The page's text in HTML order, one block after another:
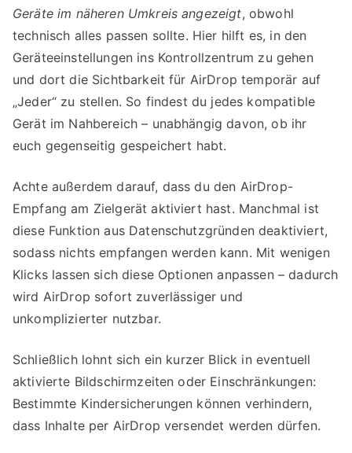
Geräte im näheren Umkreis angezeigt, obwohl
technisch alles passen sollte. Hier hilft es, in den
Geräteeinstellungen ins Kontrollzentrum zu gehen
und dort die Sichtbarkeit für AirDrop temporär auf
„Jeder“ zu stellen. So findest du jedes kompatible
Gerät im Nahbereich – unabhängig davon, ob ihr
euch gegenseitig gespeichert habt.
Achte außerdem darauf, dass du den AirDrop-
Empfang am Zielgerät aktiviert hast. Manchmal ist
diese Funktion aus Datenschutzgründen deaktiviert,
sodass nichts empfangen werden kann. Mit wenigen
Klicks lassen sich diese Optionen anpassen – dadurch
wird AirDrop sofort zuverlässiger und
unkomplizierter nutzbar.
Schließlich lohnt sich ein kurzer Blick in eventuell
aktivierte Bildschirmzeiten oder Einschränkungen:
Bestimmte Kindersicherungen können verhindern,
dass Inhalte per AirDrop versendet werden dürfen.